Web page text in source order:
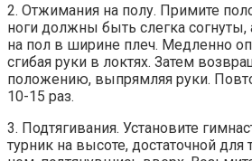
2. Отжимания на полу. Примите
ноги должны быть слегка согнуты,
на пол в ширине плеч. Медленно
сгибая руки в локтях. Затем
положению, выпрямляя руки.
10-15 раз.
3. Подтягивания. Установите
турник на высоте, достаточной для